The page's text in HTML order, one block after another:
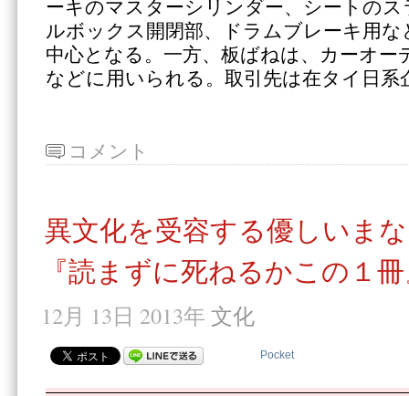
ーキのマスターシリンダー、シートの
ルボックス開閉部、ドラムブレーキ用な
中心となる。一方、板ばねは、カーオー
などに用いられる。取引先は在タイ日系
コメント
異文化を受容する優しいま
『読まずに死ねるかこの１
12月 13日 2013年 文化
Pocket